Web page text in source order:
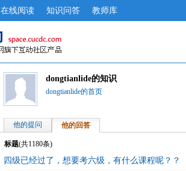
在线阅读 知识问答 教师库
dongtianlide的知识
dongtianlide的首页
他的提问 他的回答
标题(共1180条)
四级已经过了，想要考六级，有什么课程呢？？